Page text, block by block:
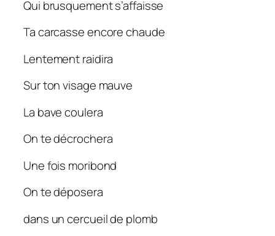
Qui brusquement s’affaisse
Ta carcasse encore chaude
Lentement raidira
Sur ton visage mauve
La bave coulera
On te décrochera
Une fois moribond
On te déposera
dans un cercueil de plomb